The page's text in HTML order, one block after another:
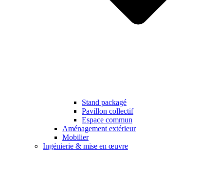
Stand packagé
Pavillon collectif
Espace commun
Aménagement extérieur
Mobilier
Ingénierie & mise en œuvre